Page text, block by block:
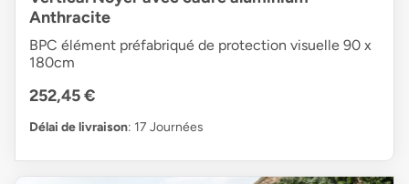
Anthracite
BPC élément préfabriqué de protection visuelle 90 x
180cm
252,45 €
Délai de livraison: 17 Journées